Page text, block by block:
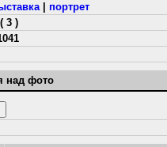
| портрет
3 )
над фото